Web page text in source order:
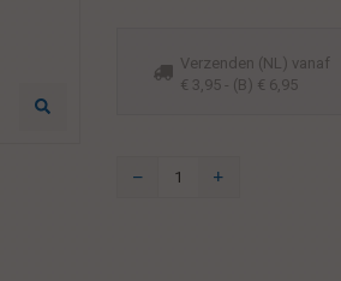
Verzenden (NL) vanaf
€ 3,95 - (B) € 6,95